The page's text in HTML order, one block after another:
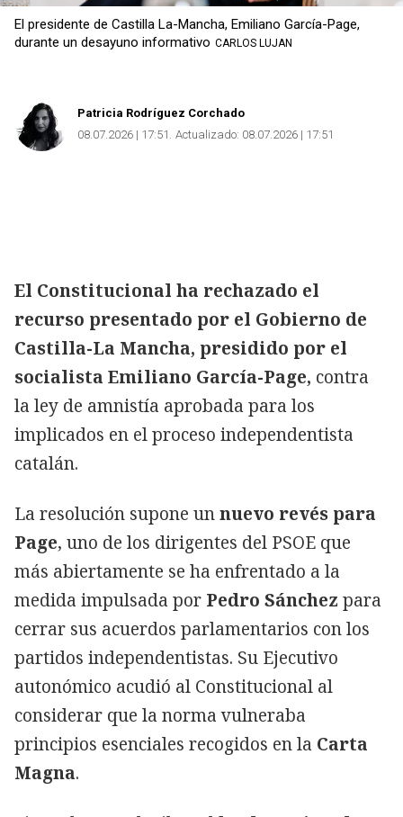
El presidente de Castilla La-Mancha, Emiliano García-Page,
durante un desayuno informativo CARLOS LUJAN
Patricia Rodríguez Corchado
08.07.2026 | 17:51 Actualizado: 08.07.2026 | 17:51
El Constitucional ha rechazado el
recurso presentado por el Gobierno de
Castilla-La Mancha, presidido por el
socialista Emiliano García-Page, contra
la ley de amnistía aprobada para los
implicados en el proceso independentista
catalán.
La resolución supone unnuevo revés para
Page, uno de los dirigentes del PSOE que
más abiertamente se ha enfrentado a la
medida impulsada por Pedro Sánchez para
cerrar sus acuerdos parlamentarios con los
partidos independentistas. Su Ejecutivo
autonómico acudió al Constitucional al
considerar que la norma vulneraba
principios esenciales recogidos en la Carta
Magna.